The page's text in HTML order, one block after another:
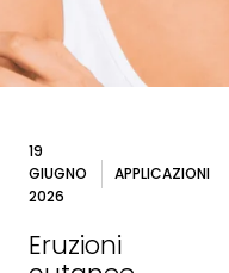
19
GIUGNO
2026
APPLICAZIONI
Eruzioni